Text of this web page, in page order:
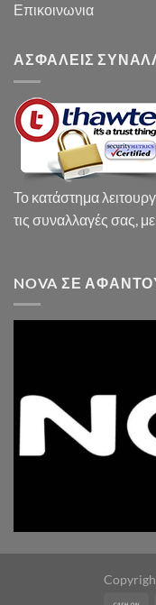
Επικοινωνια
ΑΣΦΑΛΕΙΣ
Το κατάστημα
τις συναλλαγές σας,
NOVA ΣΕ